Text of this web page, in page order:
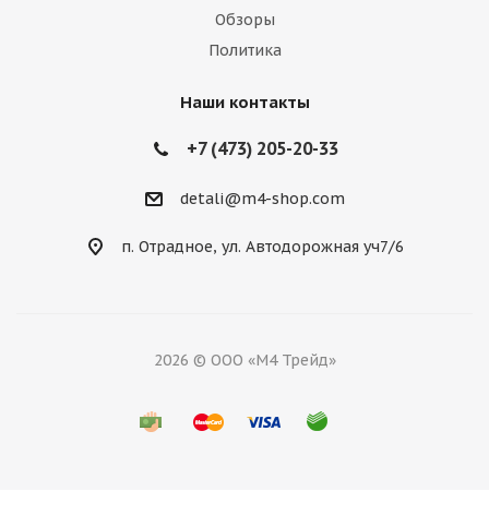
Обзоры
Политика
Наши контакты
+7 (473) 205-20-33
detali@m4-shop.com
п. Отрадное, ул. Автодорожная уч7/6
2026 © ООО «М4 Трейд»